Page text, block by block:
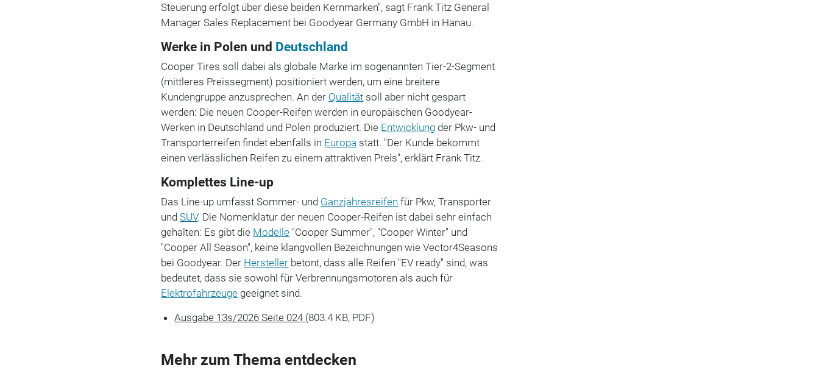
Steuerung erfolgt über diese beiden Kernmarken", sagt Frank Titz General
Manager Sales Replacement bei Goodyear Germany GmbH in Hanau.
Werke in Polen und Deutschland
Cooper Tires soll dabei als globale Marke im sogenannten Tier-2-Segment
(mittleres Preissegment) positioniert werden, um eine breitere
Kundengruppe anzusprechen. An der Qualität soll aber nicht gespart
werden: Die neuen Cooper-Reifen werden in europäischen Goodyear-
Werken in Deutschland und Polen produziert. Die Entwicklung der Pkw- und
Transporterreifen findet ebenfalls in Europa statt. "Der Kunde bekommt
einen verlässlichen Reifen zu einem attraktiven Preis", erklärt Frank Titz.
Komplettes Line-up
Das Line-up umfasst Sommer- und Ganzjahresreifen für Pkw, Transporter
undSUV. Die Nomenklatur der neuen Cooper-Reifen ist dabei sehr einfach
gehalten: Es gibt die Modelle "Cooper Summer", "Cooper Winter" und
"Cooper All Season", keine klangvollen Bezeichnungen wie Vector4Seasons
bei Goodyear. Der Hersteller betont, dass alle Reifen "EV ready" sind, was
bedeutet, dass sie sowohl für Verbrennungsmotoren als auch für
Elektrofahrzeuge geeignet sind.
Ausgabe 13s/2026 Seite 024 (803.4 KB, PDF)
Mehr zum Thema entdecken